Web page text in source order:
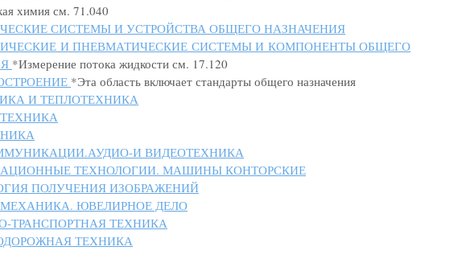
химия см. 71.040
СИСТЕМЫ И УСТРОЙСТВА ОБЩЕГО НАЗНАЧЕНИЯ
И ПНЕВМАТИЧЕСКИЕ СИСТЕМЫ И КОМПОНЕНТЫ ОБЩЕГО
*Измерение потока жидкости см. 17.120
*Эта область включает стандарты общего назначения
И ТЕПЛОТЕХНИКА
И ВИДЕОТЕХНИКА
ТЕХНОЛОГИИ. МАШИНЫ КОНТОРСКИЕ
ПОЛУЧЕНИЯ ИЗОБРАЖЕНИЙ
МЕХАНИКА. ЮВЕЛИРНОЕ ДЕЛО
ТРАНСПОРТНАЯ ТЕХНИКА
ТЕХНИКА